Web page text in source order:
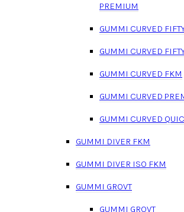
PREMIUM
GUMMI CURVED
GUMMI CURVED
GUMMI CURVED FKM
GUMMI CURVED
GUMMI CURVED
GUMMI DIVER FKM
GUMMI DIVER ISO FKM
GUMMI GROVT
GUMMI GROVT